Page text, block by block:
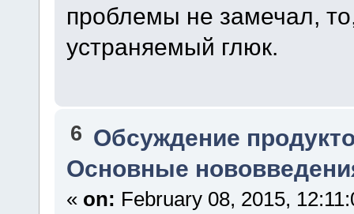
проблемы не замечал,
устраняемый глюк.
6 Обсуждение
Основные
« on: February 08, 2015,